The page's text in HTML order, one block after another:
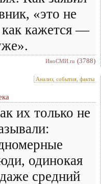
«это не
как кажется —
ИноСМИ.ru (3788)
Анализ, события, факты
их только не
одинокая
средний